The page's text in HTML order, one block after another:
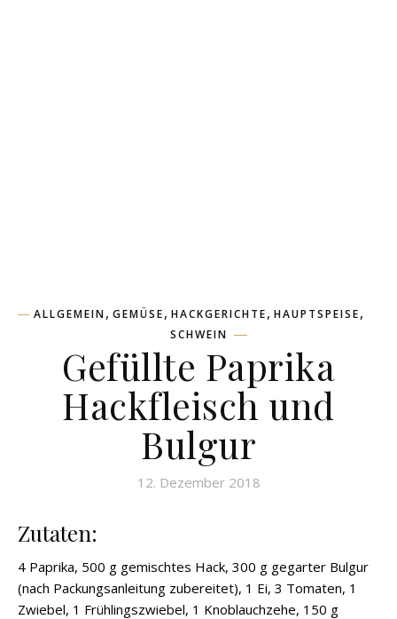
ALLGEMEIN, GEMÜSE, HACKGERICHTE, HAUPTSPEISE,
SCHWEIN
Gefüllte Paprika
Hackfleisch und
Bulgur
12. Dezember 2018
Zutaten:
4 Paprika, 500 g gemischtes Hack, 300 g gegarter Bulgur
(nach Packungsanleitung zubereitet), 1 Ei, 3 Tomaten, 1
Zwiebel, 1 Frühlingszwiebel, 1 Knoblauchzehe, 150 g